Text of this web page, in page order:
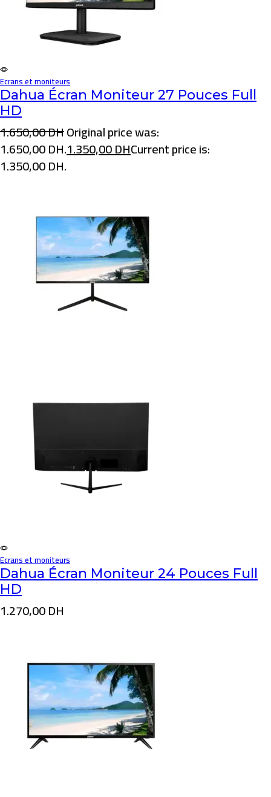
Ecrans et moniteurs
Dahua Écran Moniteur 27 Pouces Full
HD
1.650,00DHOriginal price was:
1.650,00 DH.1.350,00DHCurrent price is:
1.350,00 DH.
Ecrans et moniteurs
Dahua Écran Moniteur 24 Pouces Full
HD
1.270,00DH